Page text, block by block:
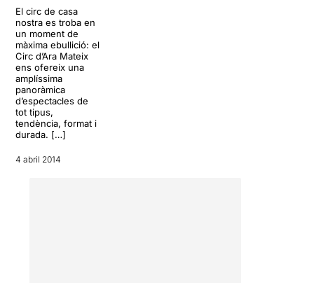
El circ de casa
nostra es troba en
un moment de
màxima ebullició: el
Circ d’Ara Mateix
ens ofereix una
amplíssima
panoràmica
d’espectacles de
tot tipus,
tendència, format i
durada. […]
4 abril 2014